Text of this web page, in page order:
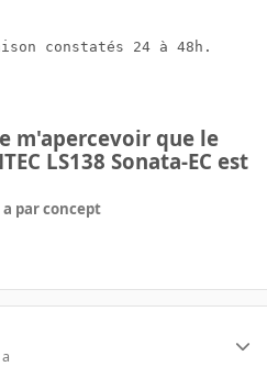
constatés 24 à 48h.
m'apercevoir que le
LS138 Sonata-EC est
par concept